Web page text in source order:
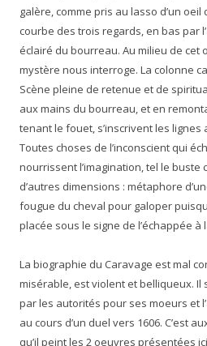
galère, comme pris au lasso d’un
courbe des trois regards, en bas par
éclairé du bourreau. Au milieu de cet
mystère nous interroge. La colonne
Scène pleine de retenue et de
aux mains du bourreau, et en
tenant le fouet, s’inscrivent les lignes
Toutes choses de l’inconscient qui
nourrissent l’imagination, tel le buste
d’autres dimensions : métaphore
fougue du cheval pour galoper
placée sous le signe de l’échappée
La biographie du Caravage est mal
misérable, est violent et belliqueux.
par les autorités pour ses moeurs et
au cours d’un duel vers 1606. C’est
qu’il peint les 2 oeuvres présentées